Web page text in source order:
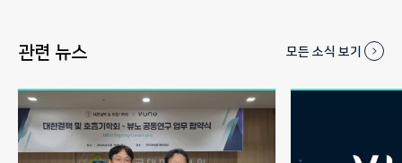
관련 뉴스 모든 소식 보기